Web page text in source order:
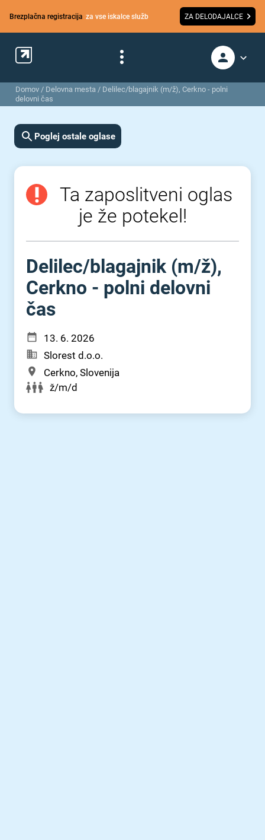
Brezplačna registracija za vse iskalce služb ZA DELODAJALCE
Domov / Delovna mesta / Delilec/blagajnik (m/ž), Cerkno - polni
delovni čas
Poglej ostale oglase
Ta zaposlitveni oglas
je že potekel!
Delilec⁠/⁠blagajnik (m⁠/⁠ž),
Cerkno - polni delovni
čas
13. 6. 2026
Slorest d.o.o.
Cerkno, Slovenija
ž/m/d